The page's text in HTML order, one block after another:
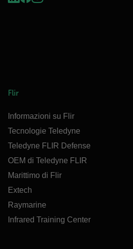
Flir
Informazioni su Flir
Tecnologie Teledyne
Teledyne FLIR Defense
OEM di Teledyne FLIR
Marittimo di Flir
Extech
Raymarine
Infrared Training Center